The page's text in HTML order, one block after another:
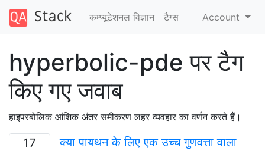
कम्प्यूटेशनल विज्ञान टैग्‍स Account
hyperbolic-pde पर टैग
किए गए जवाब
हाइपरबोलिक आंशिक अंतर समीकरण लहर व्यवहार का वर्णन करते हैं।
17
क्या पायथन के लिए एक उच्च गुणवत्ता वाला